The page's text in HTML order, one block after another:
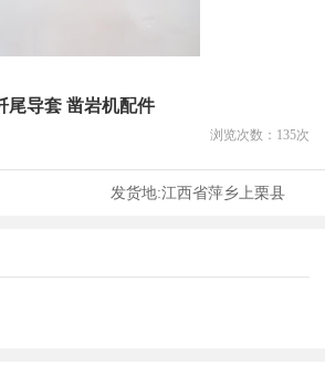
尾导套 凿岩机配件
浏览次数： 135次
发货地:江西省萍乡上栗县